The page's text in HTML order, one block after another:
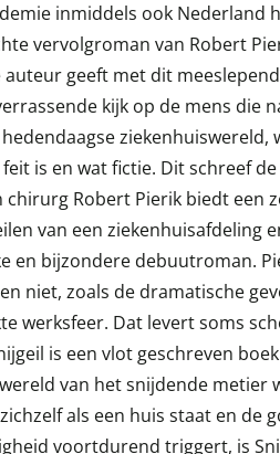
inmiddels ook Nederland
vervolgroman van Robert
auteur geeft met dit
kijk op de mens die
is en wat fictie. Dit schreef
chirurg Robert Pierik biedt een
van een ziekenhuisafdeling
en bijzondere debuutroman.
niet, zoals de dramatische
werksfeer. Dat levert soms
is een vlot geschreven
van het snijdende metier
als een huis staat en de
voortdurend triggert, is